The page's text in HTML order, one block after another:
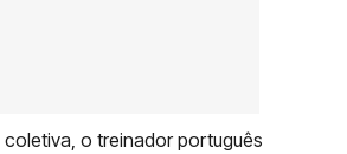
o treinador português